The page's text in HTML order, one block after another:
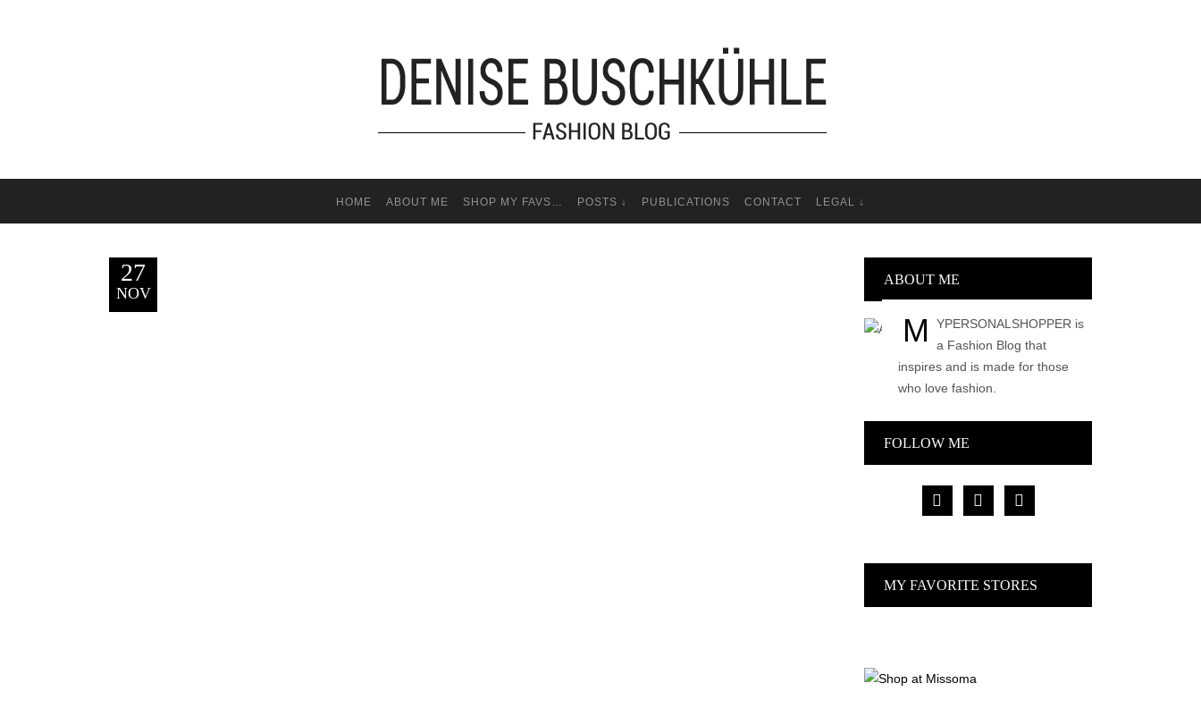
HOME ABOUT ME SHOP MY FAVS… POSTS ↓ PUBLICATIONS CONTACT LEGAL ↓
27
NOV
ABOUT ME
M
YPERSONALSHOPPER is
a Fashion Blog that
inspires and is made for those
who love fashion.
FOLLOW ME
facebook pinterest instagram
MY FAVORITE STORES